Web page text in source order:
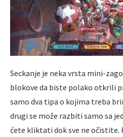
Seckanje je neka vrsta mini-
blokove da biste polako otkrili
samo dva tipa o kojima treba
drugi se može razbiti samo sa
ćete kliktati dok sve ne